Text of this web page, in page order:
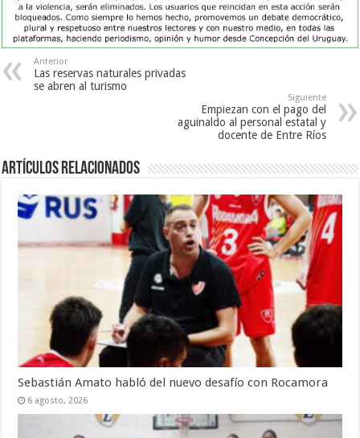
Anterior
Las reservas naturales privadas
se abren al turismo
Siguiente
Empiezan con el pago del
aguinaldo al personal estatal y
docente de Entre Ríos
Artículos Relacionados
Sebastián Amato habló del nuevo desafío con Rocamora
6 agosto, 2026